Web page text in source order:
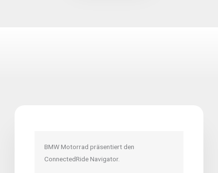
BMW Motorrad präsentiert den
ConnectedRide Navigator.